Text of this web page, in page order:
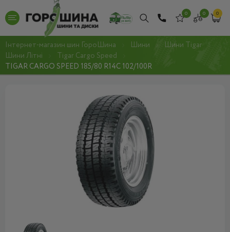
0 0 0
Інтернет-магазин шин ГороШина Шини
Шини Tigar
Шини Літні
Tigar Cargo Speed
TIGAR CARGO SPEED 185/80 R14C 102/100R